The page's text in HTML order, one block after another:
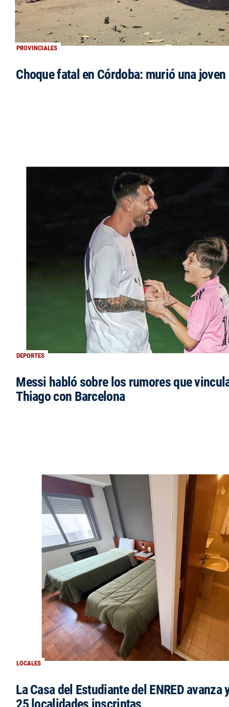
PROVINCIALES
Choque fatal en Córdoba: murió una
DEPORTES
Messi habló sobre los rumores que
Thiago con Barcelona
LOCALES
La Casa del Estudiante del ENRED avanza
25 localidades inscriptas